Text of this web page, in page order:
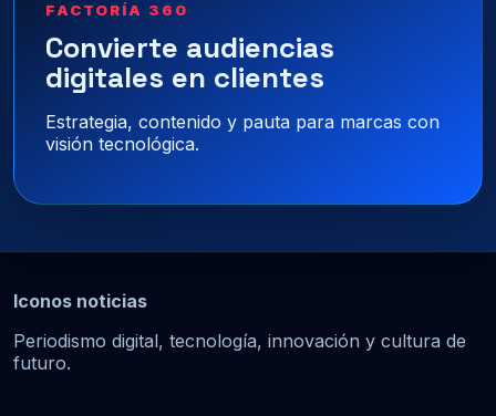
FACTORÍA 360
Convierte audiencias
digitales en clientes
Estrategia, contenido y pauta para marcas con
visión tecnológica.
Iconos noticias
Periodismo digital, tecnología, innovación y cultura de
futuro.